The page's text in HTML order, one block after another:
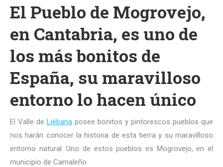
El Pueblo de Mogrovejo,
en Cantabria, es uno de
los más bonitos de
España, su maravilloso
entorno lo hacen único
El Valle de Liébana posee bonitos y pintorescos pueblos que
nos harán conocer la historia de esta tierra y su maravilloso
entorno natural. Uno de estos pueblos es Mogrovejo, en el
municipio de Camaleño.